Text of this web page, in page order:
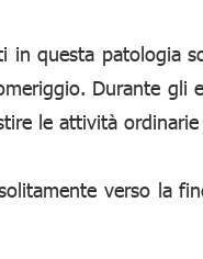
in questa patologia
Durante gli
le attività
verso la